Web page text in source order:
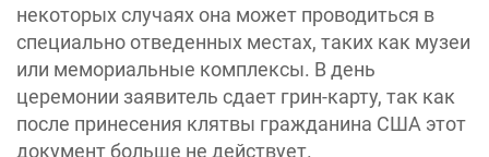
некоторых случаях она может проводиться в
специально отведенных местах, таких как музеи
или мемориальные комплексы. В день
церемонии заявитель сдает грин-карту, так как
после принесения клятвы гражданина США этот
документ больше не действует.